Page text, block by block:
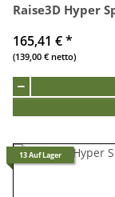
Raise3D Hyper
165,41 €*
(139,00 € netto)
13 Auf Lager